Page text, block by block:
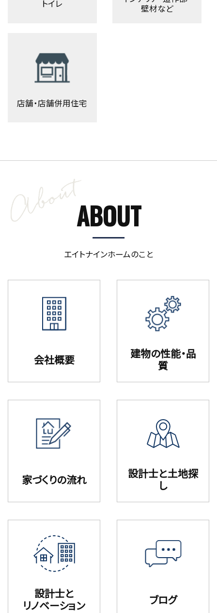
トイレ
壁材など
店舗・店舗併用住宅
ABOUT
エイトナインホームのこと
会社概要
建物の性能・品
質
家づくりの流れ
設計⼠と⼟地探
し
設計士と
リノベーション
ブログ